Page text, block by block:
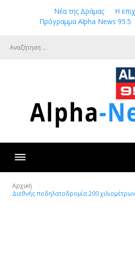
Νέα της Δράμας
Η
Πρόγραμμα Alpha News 95.5
Αρχική
Διεθνής ποδηλατοδρομία 200